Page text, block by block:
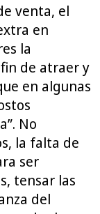
venta, el
en
la
de atraer y
en algunas
No
la falta de
ser
tensar las
del